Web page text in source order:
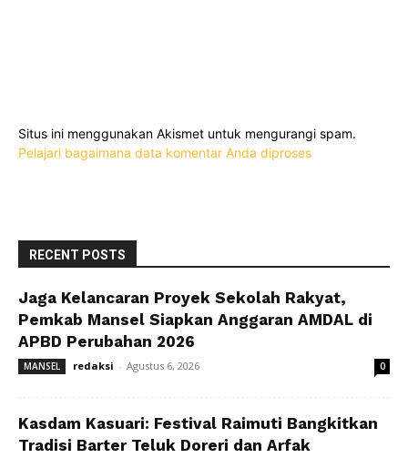
Situs ini menggunakan Akismet untuk mengurangi spam.
Pelajari bagaimana data komentar Anda diproses
RECENT POSTS
Jaga Kelancaran Proyek Sekolah Rakyat,
Pemkab Mansel Siapkan Anggaran AMDAL di
APBD Perubahan 2026
MANSEL redaksi - Agustus 6, 2026 0
Kasdam Kasuari: Festival Raimuti Bangkitkan
Tradisi Barter Teluk Doreri dan Arfak